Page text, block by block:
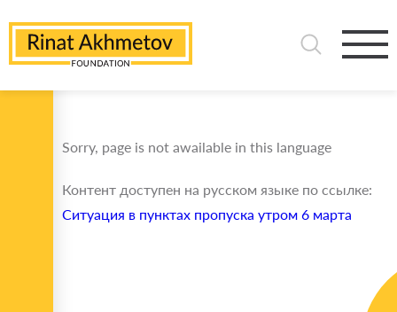
Sorry, page is not awailable in this language
Контент доступен на русском языке по ссылке:
Ситуация в пунктах пропуска утром 6 марта